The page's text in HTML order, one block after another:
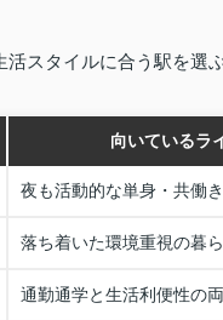
スタイルに合う駅を選
向いているラ
夜も活動的な単身・共働き
落ち着いた環境重視の暮
通勤通学と生活利便性の